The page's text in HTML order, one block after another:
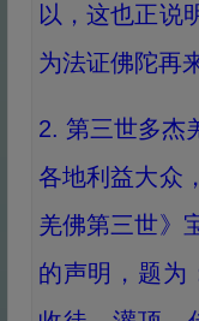
以，这也正说
为法证佛陀再
2. 第三世多杰
各地利益大众
羌佛第三世》
的声明，题为